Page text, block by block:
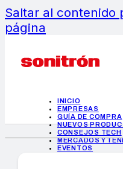
Saltar al contenido
página
INICIO
EMPRESAS
GUÍA DE COMPRA
NUEVOS
CONSEJOS TECH
MERCADOS Y
EVENTOS